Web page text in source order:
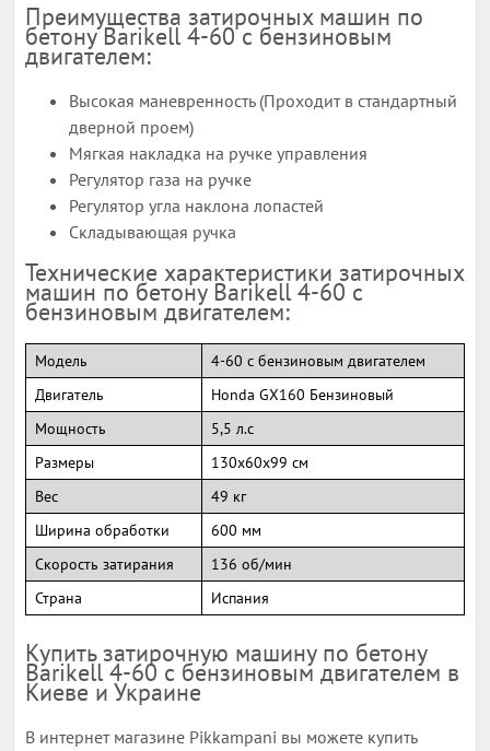
Преимущества затирочных машин по
бетону Barikell 4-60 с бензиновым
двигателем:
Высокая маневренность (Проходит в стандартный
дверной проем)
Мягкая накладка на ручке управления
Регулятор газа на ручке
Регулятор угла наклона лопастей
Складывающая ручка
Технические характеристики затирочных
машин по бетону Barikell 4-60 с
бензиновым двигателем:
Модель
4-60 с бензиновым двигателем
Двигатель
Honda GX160 Бензиновый
Мощность
5,5 л.с
Размеры
130x60x99 см
Вес
49 кг
Ширина обработки
600 мм
Скорость затирания
136 об/мин
Страна
Испания
Купить затирочную машину по бетону
Barikell 4-60 с бензиновым двигателем в
Киеве и Украине
В интернет магазине Pikkampani вы можете купить